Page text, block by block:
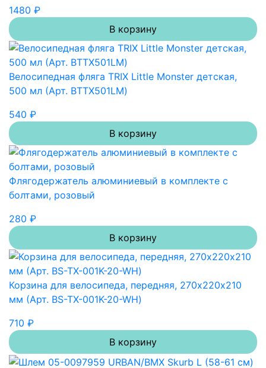
1480 ₽
В корзину
Велосипедная фляга TRIX Little Monster детская,
500 мл (Арт. BTTX501LM)
540 ₽
В корзину
Флягодержатель алюминиевый в комплекте с
болтами, розовый
280 ₽
В корзину
Корзина для велосипеда, передняя, 270х220х210
мм (Арт. BS-TX-001K-20-WH)
710 ₽
В корзину